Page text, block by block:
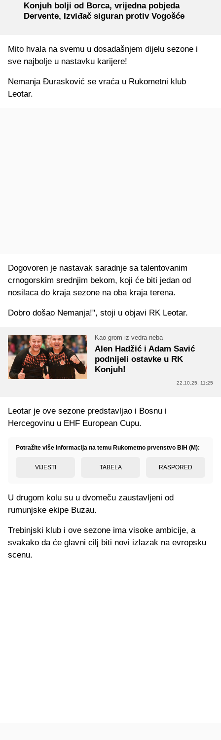
Konjuh bolji od Borca, vrijedna pobjeda
Dervente, Izviđač siguran protiv Vogošće
Mito hvala na svemu u dosadašnjem dijelu sezone i
sve najbolje u nastavku karijere!
Nemanja Đurasković se vraća u Rukometni klub
Leotar.
Dogovoren je nastavak saradnje sa talentovanim
crnogorskim srednjim bekom, koji će biti jedan od
nosilaca do kraja sezone na oba kraja terena.
Dobro došao Nemanja!", stoji u objavi RK Leotar.
Kao grom iz vedra neba
Alen Hadžić i Adam Savić
podnijeli ostavke u RK
Konjuh!
22.10.25. 11:25
Leotar je ove sezone predstavljao i Bosnu i
Hercegovinu u EHF European Cupu.
Potražite više informacija na temu Rukometno prvenstvo BiH (M):
VIJESTI TABELA RASPORED
U drugom kolu su u dvomeču zaustavljeni od
rumunjske ekipe Buzau.
Trebinjski klub i ove sezone ima visoke ambicije, a
svakako da će glavni cilj biti novi izlazak na evropsku
scenu.